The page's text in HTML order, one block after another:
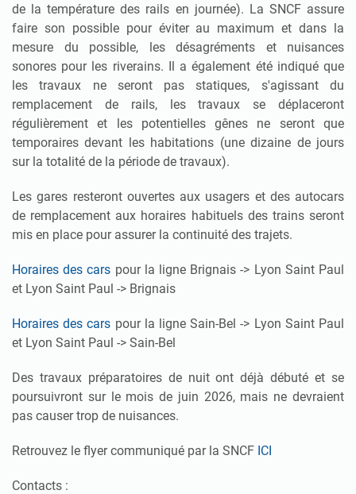
de la température des rails en journée). La SNCF assure
faire son possible pour éviter au maximum et dans la
mesure du possible, les désagréments et nuisances
sonores pour les riverains. Il a également été indiqué que
les travaux ne seront pas statiques, s'agissant du
remplacement de rails, les travaux se déplaceront
régulièrement et les potentielles gênes ne seront que
temporaires devant les habitations (une dizaine de jours
sur la totalité de la période de travaux).
Les gares resteront ouvertes aux usagers et des autocars
de remplacement aux horaires habituels des trains seront
mis en place pour assurer la continuité des trajets.
Horaires des cars pour la ligne Brignais -> Lyon Saint Paul
et Lyon Saint Paul -> Brignais
Horaires des cars pour la ligne Sain-Bel -> Lyon Saint Paul
et Lyon Saint Paul -> Sain-Bel
Des travaux préparatoires de nuit ont déjà débuté et se
poursuivront sur le mois de juin 2026, mais ne devraient
pas causer trop de nuisances.
Retrouvez le flyer communiqué par la SNCF ICI
Contacts :